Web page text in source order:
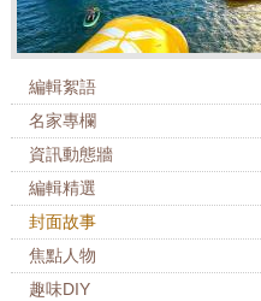
編輯絮語
名家專欄
資訊動態牆
編輯精選
封面故事
焦點人物
趣味DIY